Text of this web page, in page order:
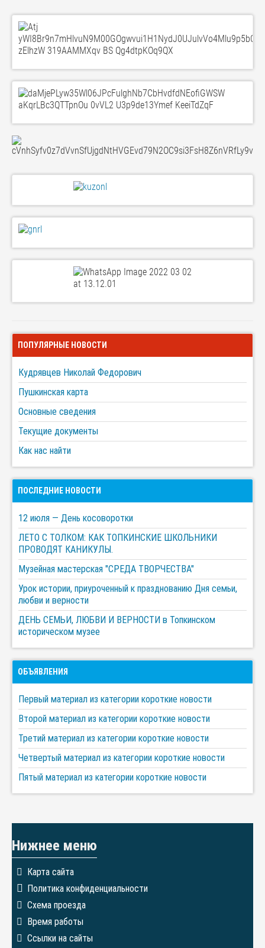
ПОПУЛЯРНЫЕ НОВОСТИ
Кудрявцев Николай Федорович
Пушкинская карта
Основные сведения
Текущие документы
Как нас найти
ПОСЛЕДНИЕ НОВОСТИ
12 июля — День косоворотки
ЛЕТО С ТОЛКОМ: КАК ТОПКИНСКИЕ ШКОЛЬНИКИ
ПРОВОДЯТ КАНИКУЛЫ.
Музейная мастерская "СРЕДА ТВОРЧЕСТВА"
Урок истории, приуроченный к празднованию Дня семьи,
любви и верности
ДЕНЬ СЕМЬИ, ЛЮБВИ И ВЕРНОСТИ в Топкинском
историческом музее
ОБЪЯВЛЕНИЯ
Первый материал из категории короткие новости
Второй материал из категории короткие новости
Третий материал из категории короткие новости
Четвертый материал из категории короткие новости
Пятый материал из категории короткие новости
Нижнее меню
Карта сайта
Политика конфиденциальности
Схема проезда
Время работы
Ссылки на сайты